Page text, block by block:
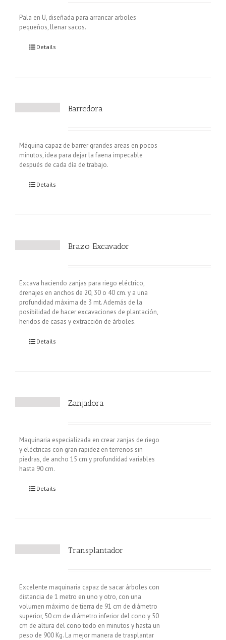
Pala en U, diseñada para arrancar arboles
pequeños, llenar sacos.
Details
Barredora
Máquina capaz de barrer grandes areas en pocos
minutos, idea para dejar la faena impecable
después de cada día de trabajo.
Details
Brazo Excavador
Excava haciendo zanjas para riego eléctrico,
drenajes en anchos de 20, 30 o 40 cm. y a una
profundidad máxima de 3 mt. Además de la
posibilidad de hacer excavaciones de plantación,
heridos de casas y extracción de árboles.
Details
Zanjadora
Maquinaria especializada en crear zanjas de riego
y eléctricas con gran rapidez en terrenos sin
piedras, de ancho 15 cm y profundidad variables
hasta 90 cm.
Details
Transplantador
Excelente maquinaria capaz de sacar árboles con
distancia de 1 metro en uno y otro, con una
volumen máximo de tierra de 91 cm de diámetro
superior, 50 cm de diámetro inferior del cono y 50
cm de altura del cono todo en minutos y hasta un
peso de 900 Kg. La mejor manera de trasplantar